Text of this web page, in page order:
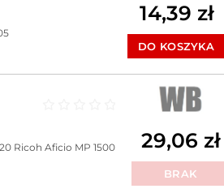
Oceniono0
14,39 zł
DO KOSZYKA
Ricoh Aficio MP 1500
29,06 zł
BRAK